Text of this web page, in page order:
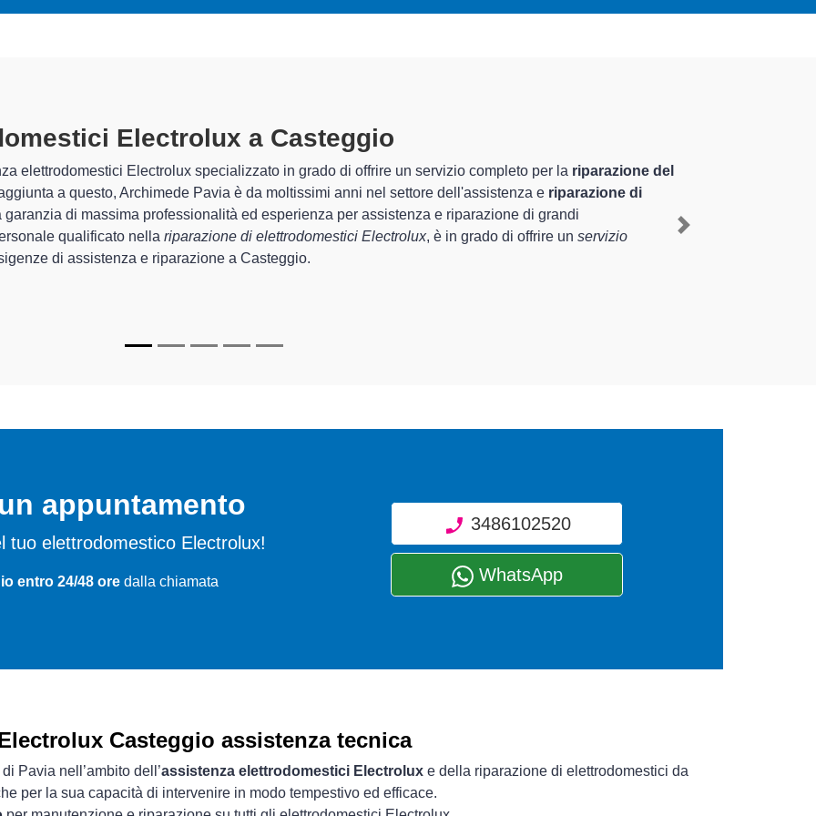
Electrolux A Casteggiospecializzati altamente
Pavia sono in grado di garantire al cliente esperienza pluriennale nel territorio di Casteggio e provincia per
e lariparazione del tuo elettrodomestico Electrolux a Casteggio, mediante il ripristino rapido del corretto
di Archimede Pavia sono in grado di fornire interventi di diverse tipologie sugli elettrodomestici da
Next
appuntamento
tuo elettrodomestico Electrolux!
entro 24/48 ore dalla chiamata
3486102520
WhatsApp
Casteggio assistenza tecnica
Pavia nell’ambito dell’assistenza elettrodomestici Electrolux e della riparazione di elettrodomestici da
per la sua capacità di intervenire in modo tempestivo ed efficace.